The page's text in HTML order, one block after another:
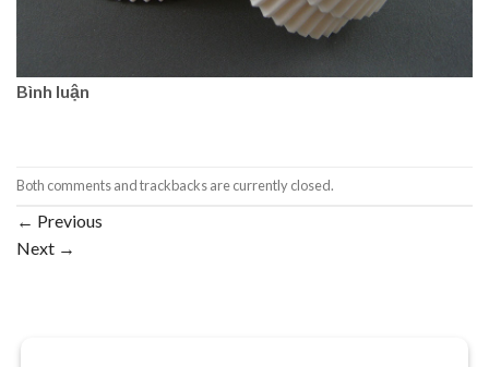
Bình luận
Both comments and trackbacks are currently closed.
← Previous
Next →